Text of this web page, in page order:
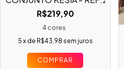
R$219,90
4 cores
5 x de R$43,98 sem juros
COMPRAR